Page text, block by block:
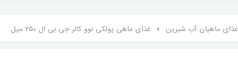
غذای ماهیان آب شیرین غذای ماهی پولکی نوو کالر جی بی ال 250 میل